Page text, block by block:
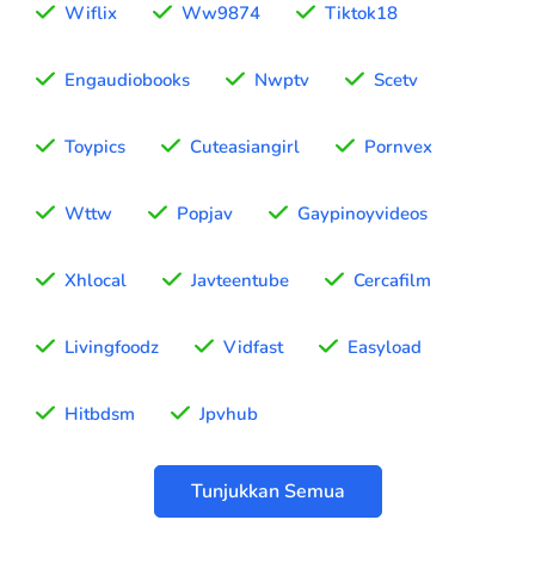
Wiflix Ww9874 Tiktok18
Engaudiobooks Nwptv Scetv
Toypics Cuteasiangirl Pornvex
Wttw Popjav Gaypinoyvideos
Xhlocal Javteentube Cercafilm
Livingfoodz Vidfast Easyload
Hitbdsm Jpvhub
Tunjukkan Semua